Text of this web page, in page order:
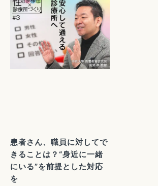
患者さん、職員に対してで
きることは？“身近に一緒
にいる”を前提とした対応
を